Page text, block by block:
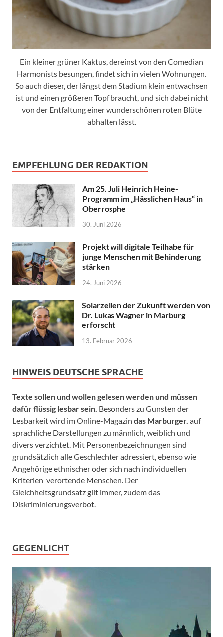
Ein kleiner grüner Kaktus, dereinst von den Comedian
Harmonists besungen, findet sich in vielen Wohnungen.
So auch dieser, der längst dem Stadium klein entwachsen
ist und einen größeren Topf braucht, und sich dabei nicht
von der Entfaltung einer wunderschönen roten Blüte
abhalten lässt.
EMPFEHLUNG DER REDAKTION
Am 25. Juli Heinrich Heine-
Programm im „Hässlichen Haus“ in
Oberrosphe
30. Juni 2026
Projekt will digitale Teilhabe für
junge Menschen mit Behinderung
stärken
24. Juni 2026
Solarzellen der Zukunft werden von
Dr. Lukas Wagner in Marburg
erforscht
13. Februar 2026
HINWEIS DEUTSCHE SPRACHE
Texte sollen und wollen gelesen werden und müssen
dafür flüssig lesbar sein. Besonders zu Gunsten der
Lesbarkeit wird im Online-Magazin das Marburger. auf
sprachliche Darstellungen zu männlich, weiblich und
divers verzichtet. Mit Personenbezeichnungen sind
grundsätzlich alle Geschlechter adressiert, ebenso wie
Angehörige ethnischer oder sich nach individuellen
Kriterien verortende Menschen. Der
Gleichheitsgrundsatz gilt immer, zudem das
Diskriminierungsverbot.
GEGENLICHT